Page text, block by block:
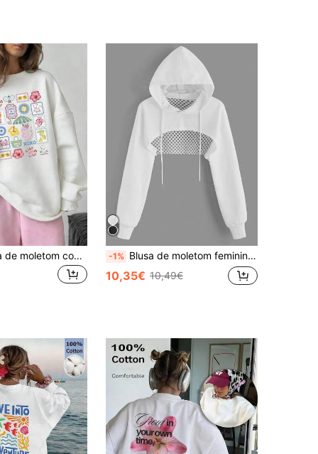
Blusa feminina de moletom com gola redonda, modelagem ampla, em algodão, com estampa inspirada em férias, ideal para o dia a dia. -1% Blusa de moletom feminina cropped esportiva com detalhes em tela, modelagem solta, respirável, cor sólida, casual, branca, para o verão.
10,35€ 10,49€